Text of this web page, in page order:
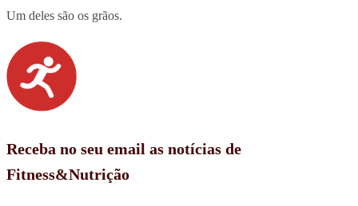
Um deles são os grãos.
Receba no seu email as notícias de
Fitness&Nutrição